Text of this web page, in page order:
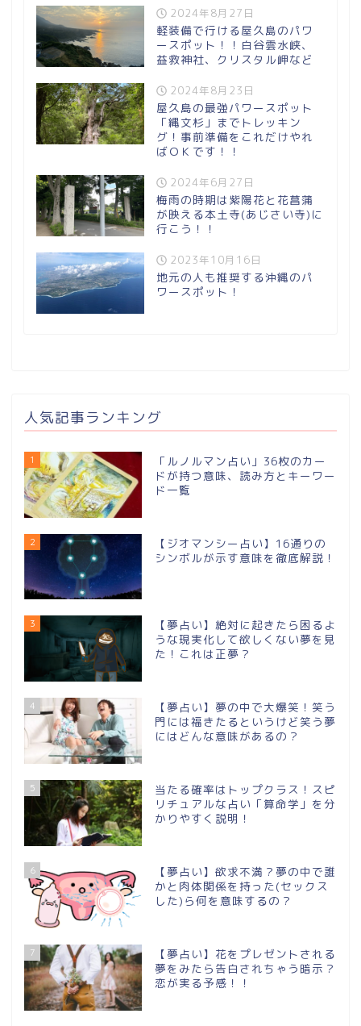
2024年8月27日
軽装備で行ける屋久島のパワ
ースポット！！白谷雲水峡、
益救神社、クリスタル岬など
2024年8月23日
屋久島の最強パワースポット
「縄文杉」までトレッキン
グ！事前準備をこれだけやれ
ばＯＫです！！
2024年6月27日
梅雨の時期は紫陽花と花菖蒲
が映える本土寺(あじさい寺)に
行こう！！
2023年10月16日
地元の人も推奨する沖縄のパ
ワースポット！
人気記事ランキング
1
「ルノルマン占い」36枚のカー
ドが持つ意味、読み方とキーワー
ド一覧
2
【ジオマンシー占い】16通りの
シンボルが⽰す意味を徹底解説！
3
【夢占い】絶対に起きたら困るよ
うな現実化して欲しくない夢を見
た！これは正夢？
4
【夢占い】夢の中で大爆笑！笑う
門には福きたるというけど笑う夢
にはどんな意味があるの？
5
当たる確率はトップクラス！スピ
リチュアルな占い「算命学」を分
かりやすく説明！
6
【夢占い】欲求不満？夢の中で誰
かと肉体関係を持った(セックス
した)ら何を意味するの？
7
【夢占い】花をプレゼントされる
夢をみたら告白されちゃう暗示？
恋が実る予感！！